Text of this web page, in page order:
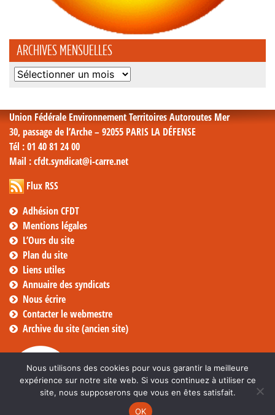
ARCHIVES MENSUELLES
Archives
Union Fédérale Environnement Territoires Autoroutes Mer
30, passage de l’Arche – 92055 PARIS LA DÉFENSE
Tél : 01 40 81 24 00
Mail : cfdt.syndicat@i-carre.net
Flux RSS
Adhésion CFDT
Mentions légales
L’Ours du site
Plan du site
Liens utiles
Annuaire des syndicats
Nous écrire
Contacter le webmestre
Archive du site (ancien site)
Nous utilisons des cookies pour vous garantir la meilleure
expérience sur notre site web. Si vous continuez à utiliser ce
site, nous supposerons que vous en êtes satisfait.
OK